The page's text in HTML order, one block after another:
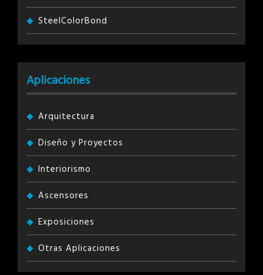
SteelColorBond
Aplicaciones
Arquitectura
Diseño y Proyectos
Interiorismo
Ascensores
Exposiciones
Otras Aplicaciones